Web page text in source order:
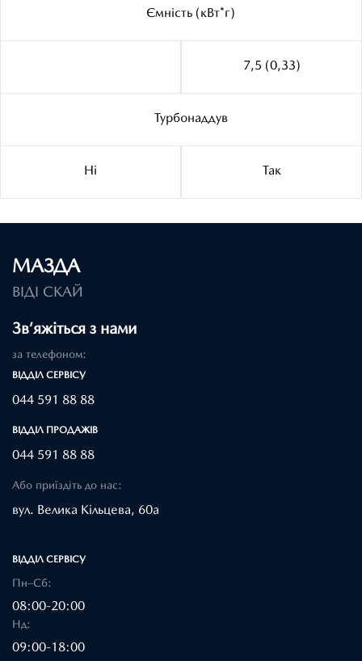
Ємність (кВт*г)
7,5 (0,33)
Турбонаддув
Ні Так
МАЗДА
ВІДІ СКАЙ
Зв’яжіться з нами
за телефоном:
ВІДДІЛ CЕРВІСУ
044 591 88 88
ВІДДІЛ ПРОДАЖІВ
044 591 88 88
Або приїздіть до нас:
вул. Велика Кільцева, 60а
ВІДДІЛ CЕРВІСУ
Пн–Сб:
08:00-20:00
Нд:
09:00-18:00